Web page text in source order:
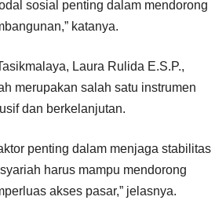
sosial penting dalam mendorong
katanya.
Laura Rulida E.S.P.,
merupakan salah satu instrumen
dan berkelanjutan.
penting dalam menjaga stabilitas
harus mampu mendorong
akses pasar,” jelasnya.